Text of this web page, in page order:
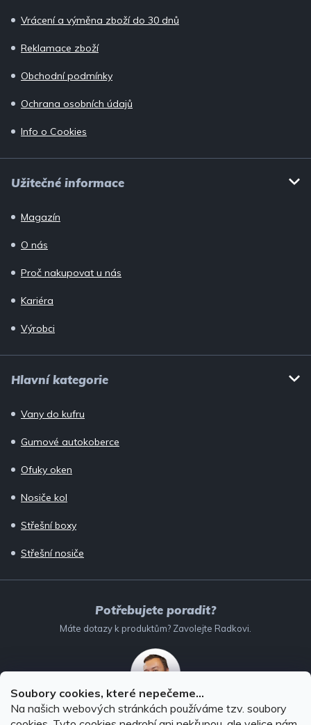
Soubory cookies, které nepečeme...
Na našich webových stránkách používáme tzv. soubory
Vrácení a výměna zboží do 30 dnů
Reklamace zboží
Obchodní podmínky
Ochrana osobních údajů
Info o Cookies
Užitečné informace
Magazín
O nás
Proč nakupovat u nás
Kariéra
Výrobci
Hlavní kategorie
Vany do kufru
Gumové autokoberce
Ofuky oken
Nosiče kol
Střešní boxy
Střešní nosiče
Potřebujete poradit?
Máte dotazy k produktům? Zavolejte Radkovi.
732 147 896 (Po–Pá: 8–16:00)